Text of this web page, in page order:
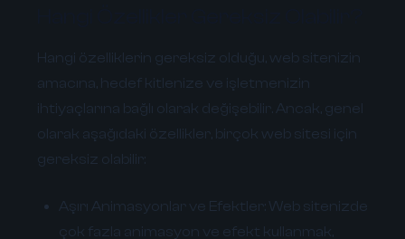
Hangi özelliklerin gereksiz olduğu, web sitenizin
amacına, hedef kitlenize ve işletmenizin
ihtiyaçlarına bağlı olarak değişebilir. Ancak, genel
olarak aşağıdaki özellikler, birçok web sitesi için
gereksiz olabilir:
Aşırı Animasyonlar ve Efektler: Web sitenizde
çok fazla animasyon ve efekt kullanmak,